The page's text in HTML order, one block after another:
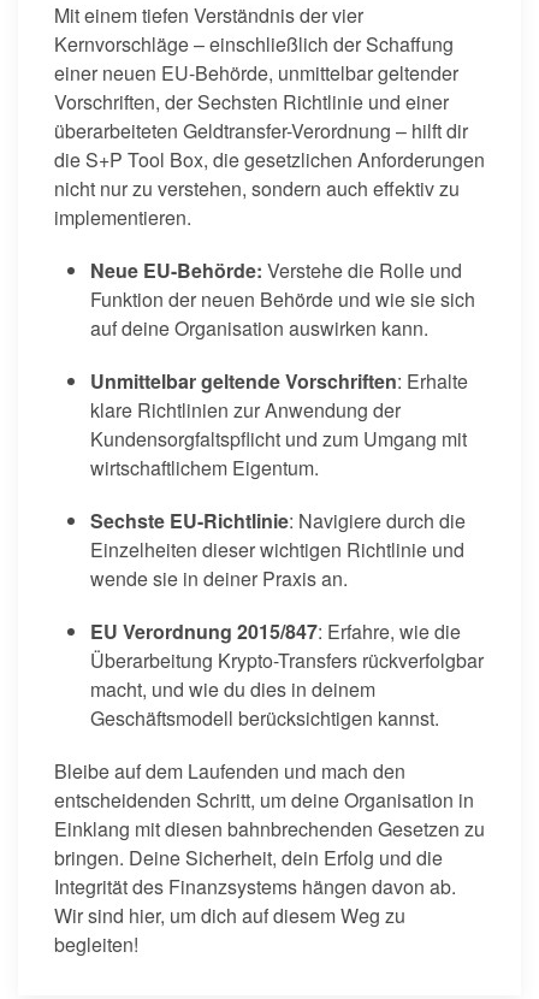
Mit einem tiefen Verständnis der vier
Kernvorschläge – einschließlich der Schaffung
einer neuen EU-Behörde, unmittelbar geltender
Vorschriften, der Sechsten Richtlinie und einer
überarbeiteten Geldtransfer-Verordnung – hilft dir
die S+P Tool Box, die gesetzlichen Anforderungen
nicht nur zu verstehen, sondern auch effektiv zu
implementieren.
Neue EU-Behörde: Verstehe die Rolle und
Funktion der neuen Behörde und wie sie sich
auf deine Organisation auswirken kann.
Unmittelbar geltende Vorschriften: Erhalte
klare Richtlinien zur Anwendung der
Kundensorgfaltspflicht und zum Umgang mit
wirtschaftlichem Eigentum.
Sechste EU-Richtlinie: Navigiere durch die
Einzelheiten dieser wichtigen Richtlinie und
wende sie in deiner Praxis an.
EU Verordnung 2015/847: Erfahre, wie die
Überarbeitung Krypto-Transfers rückverfolgbar
macht, und wie du dies in deinem
Geschäftsmodell berücksichtigen kannst.
Bleibe auf dem Laufenden und mach den
entscheidenden Schritt, um deine Organisation in
Einklang mit diesen bahnbrechenden Gesetzen zu
bringen. Deine Sicherheit, dein Erfolg und die
Integrität des Finanzsystems hängen davon ab.
Wir sind hier, um dich auf diesem Weg zu
begleiten!